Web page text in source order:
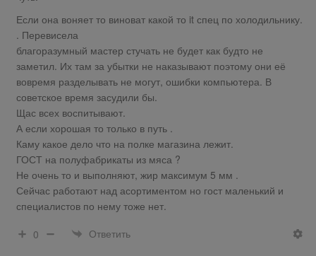
Если она воняет то виноват какой то it спец по холодильнику.
. Перевисела
благоразумный мастер стучать не будет как будто не
заметил. Их там за убытки не наказывают поэтому они её
вовремя разделывать не могут, ошибки компьютера. В
советское время засудили бы.
Щас всех воспитывают.
А если хорошая то только в путь .
Каму какое дело что на полке магазина лежит.
ГОСТ на полуфабрикаты из мяса ?
Не очень то и выполняют, жир максимум 5 мм .
Сейчас работают над асортиментом но гост маленький и
специалистов по нему тоже нет.
0
Ответить